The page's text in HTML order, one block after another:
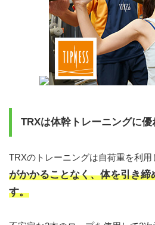
TRXは体幹トレーニングに優
TRXのトレーニングは自荷重を利用
がかかることなく、体を引き
す。